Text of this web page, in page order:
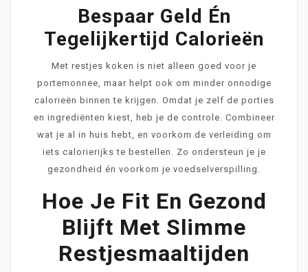
Bespaar Geld Én
Tegelijkertijd Calorieën
Met restjes koken is niet alleen goed voor je
portemonnee, maar helpt ook om minder onnodige
calorieën binnen te krijgen. Omdat je zelf de porties
en ingrediënten kiest, heb je de controle. Combineer
wat je al in huis hebt, en voorkom de verleiding om
iets calorierijks te bestellen. Zo ondersteun je je
gezondheid én voorkom je voedselverspilling.
Hoe Je Fit En Gezond
Blijft Met Slimme
Restjesmaaltijden